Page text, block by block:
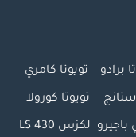
برادو تويوتا كامري
تويوتا كورولا
لكزس LS 430